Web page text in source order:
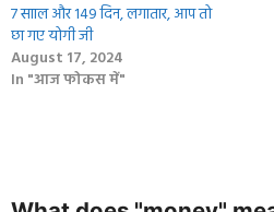
7 सााल और 149 दिन, लगातार, आप तो
छा गए योगी जी
August 17, 2024
In "आज फोकस में"